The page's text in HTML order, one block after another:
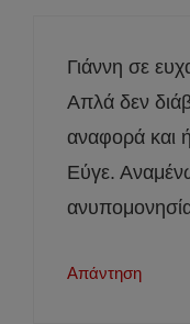
Γιάννη σε
Απλά δεν
αναφορά και
Εύγε.
Απάντηση